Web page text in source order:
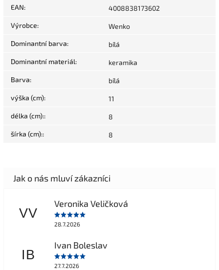
EAN: 4008838173602
Výrobce: Wenko
Dominantní barva: bílá
Dominantní materiál: keramika
Barva: bílá
výška (cm): 11
délka (cm):: 8
šírka (cm):: 8
VV
Veronika Veličková
28.7.2026
IB
Ivan Boleslav
27.7.2026